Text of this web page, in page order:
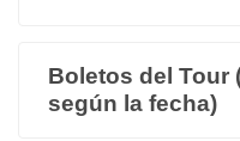
Boletos del Tour
según la fecha)